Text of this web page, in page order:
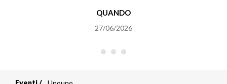
QUANDO
27/06/2026